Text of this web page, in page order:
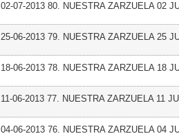
02-07-2013 80. NUESTRA ZARZUELA 02
25-06-2013 79. NUESTRA ZARZUELA 25
18-06-2013 78. NUESTRA ZARZUELA 18
11-06-2013 77. NUESTRA ZARZUELA 11
04-06-2013 76. NUESTRA ZARZUELA 04